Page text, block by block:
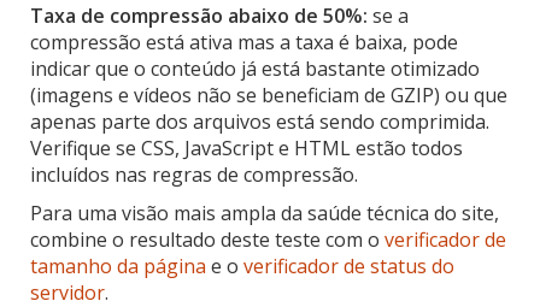
Taxa de compressão abaixo de 50%: se a
compressão está ativa mas a taxa é baixa, pode
indicar que o conteúdo já está bastante otimizado
(imagens e vídeos não se beneficiam de GZIP) ou que
apenas parte dos arquivos está sendo comprimida.
Verifique se CSS, JavaScript e HTML estão todos
incluídos nas regras de compressão.
Para uma visão mais ampla da saúde técnica do site,
combine o resultado deste teste com o verificador de
tamanho da página e o verificador de status do
servidor.